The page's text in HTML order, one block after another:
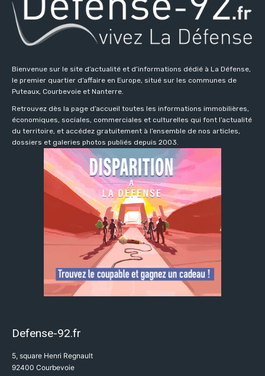
Bienvenue sur le site d’actualité et d’informations dédié à La Défense,
le premier quartier d’affaire en Europe, situé sur les communes de
Puteaux, Courbevoie et Nanterre.
Retrouvez dès la page d’accueil toutes les informations immobilières,
économiques, sociales, commerciales et culturelles qui font l’actualité
du territoire, et accédez gratuitement à l’ensemble de nos articles,
dossiers et galeries photos publiés depuis 2003.
Defense-92.fr
5, square Henri Regnault
92400 Courbevoie